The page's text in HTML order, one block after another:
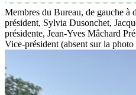
Membres du Bureau, de gauche
président, Sylvia Dusonchet,
présidente, Jean-Yves Mâchard
Vice-président (absent sur la